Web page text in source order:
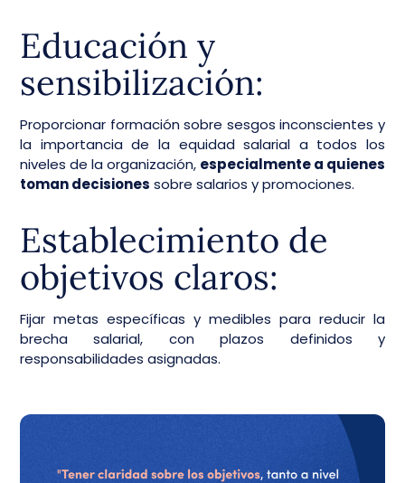
Educación y
sensibilización:
Proporcionar formación sobre sesgos inconscientes y
la importancia de la equidad salarial a todos los
niveles de la organización, especialmente a quienes
toman decisiones sobre salarios y promociones.
Establecimiento de
objetivos claros:
Fijar metas específicas y medibles para reducir la
brecha salarial, con plazos definidos y
responsabilidades asignadas.